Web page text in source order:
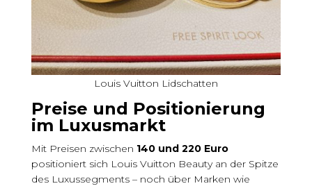
Louis Vuitton Lidschatten
Preise und Positionierung
im Luxusmarkt
Mit Preisen zwischen 140 und 220 Euro
positioniert sich Louis Vuitton Beauty an der Spitze
des Luxussegments – noch über Marken wie